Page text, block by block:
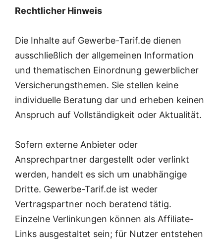
Rechtlicher Hinweis
Die Inhalte auf Gewerbe-Tarif.de dienen
ausschließlich der allgemeinen Information
und thematischen Einordnung gewerblicher
Versicherungsthemen. Sie stellen keine
individuelle Beratung dar und erheben keinen
Anspruch auf Vollständigkeit oder Aktualität.
Sofern externe Anbieter oder
Ansprechpartner dargestellt oder verlinkt
werden, handelt es sich um unabhängige
Dritte. Gewerbe-Tarif.de ist weder
Vertragspartner noch beratend tätig.
Einzelne Verlinkungen können als Affiliate-
Links ausgestaltet sein; für Nutzer entstehen